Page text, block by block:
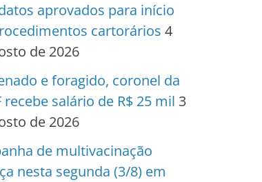
aprovados para início
cartorários 4
de 2026
e foragido, coronel da
recebe salário de R$ 25 mil 3
de 2026
de multivacinação
nesta segunda (3/8) em